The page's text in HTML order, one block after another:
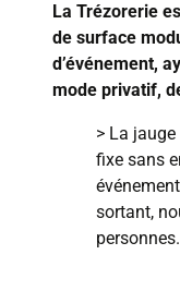
La Trézorerie
de surface
d’événement,
mode privatif,
> La
fixe sans
sortant,
personnes.